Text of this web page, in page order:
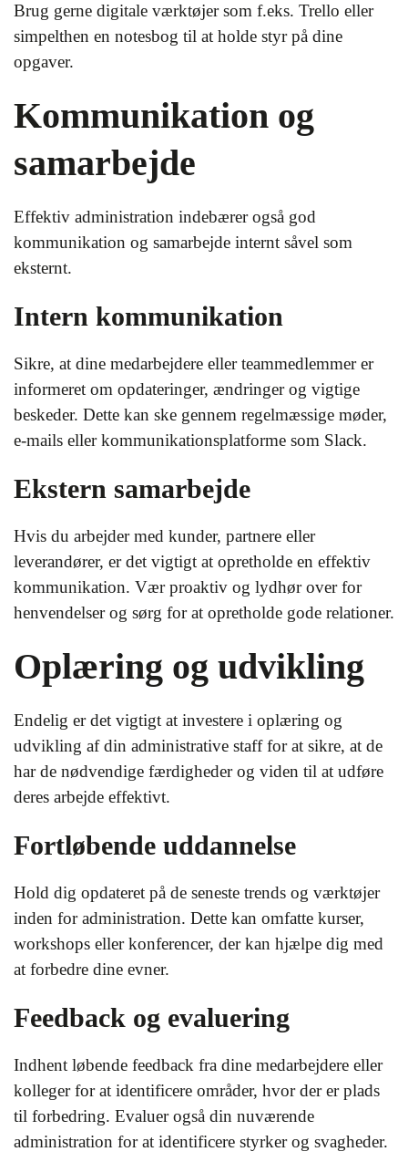
Brug gerne digitale værktøjer som f.eks. Trello eller
simpelthen en notesbog til at holde styr på dine
opgaver.
Kommunikation og
samarbejde
Effektiv administration indebærer også god
kommunikation og samarbejde internt såvel som
eksternt.
Intern kommunikation
Sikre, at dine medarbejdere eller teammedlemmer er
informeret om opdateringer, ændringer og vigtige
beskeder. Dette kan ske gennem regelmæssige møder,
e-mails eller kommunikationsplatforme som Slack.
Ekstern samarbejde
Hvis du arbejder med kunder, partnere eller
leverandører, er det vigtigt at opretholde en effektiv
kommunikation. Vær proaktiv og lydhør over for
henvendelser og sørg for at opretholde gode relationer.
Oplæring og udvikling
Endelig er det vigtigt at investere i oplæring og
udvikling af din administrative staff for at sikre, at de
har de nødvendige færdigheder og viden til at udføre
deres arbejde effektivt.
Fortløbende uddannelse
Hold dig opdateret på de seneste trends og værktøjer
inden for administration. Dette kan omfatte kurser,
workshops eller konferencer, der kan hjælpe dig med
at forbedre dine evner.
Feedback og evaluering
Indhent løbende feedback fra dine medarbejdere eller
kolleger for at identificere områder, hvor der er plads
til forbedring. Evaluer også din nuværende
administration for at identificere styrker og svagheder.